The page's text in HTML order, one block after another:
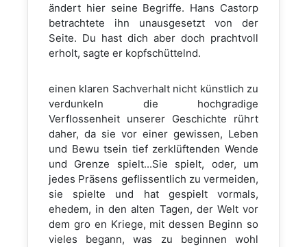
ändert hier seine Begriffe. Hans Castorp
betrachtete ihn unausgesetzt von der
Seite. Du hast dich aber doch prachtvoll
erholt, sagte er kopfschüttelnd.
einen klaren Sachverhalt nicht künstlich zu
verdunkeln die hochgradige
Verflossenheit unserer Geschichte rührt
daher, da sie vor einer gewissen, Leben
und Bewu tsein tief zerklüftenden Wende
und Grenze spielt...Sie spielt, oder, um
jedes Präsens geflissentlich zu vermeiden,
sie spielte und hat gespielt vormals,
ehedem, in den alten Tagen, der Welt vor
dem gro en Kriege, mit dessen Beginn so
vieles begann, was zu beginnen wohl